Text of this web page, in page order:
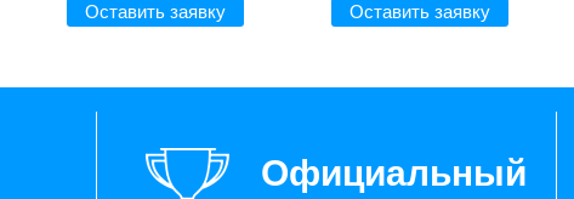
Оставить заявку Оставить заявку
Официальный